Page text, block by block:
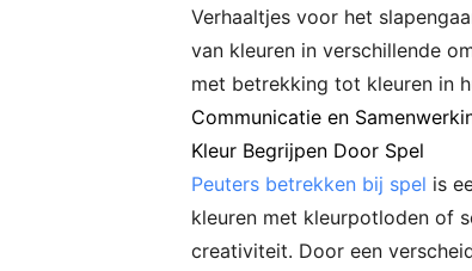
Verhaaltjes voor het
van kleuren in verschillende
met betrekking tot kleuren in
Communicatie en
Kleur Begrijpen Door Spel
Peuters betrekken bij spel is
kleuren met kleurpotloden of
creativiteit. Door een